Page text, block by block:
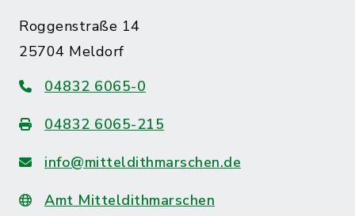
Roggenstraße 14
25704 Meldorf
04832 6065-0
04832 6065-215
info@mitteldithmarschen.de
Amt Mitteldithmarschen